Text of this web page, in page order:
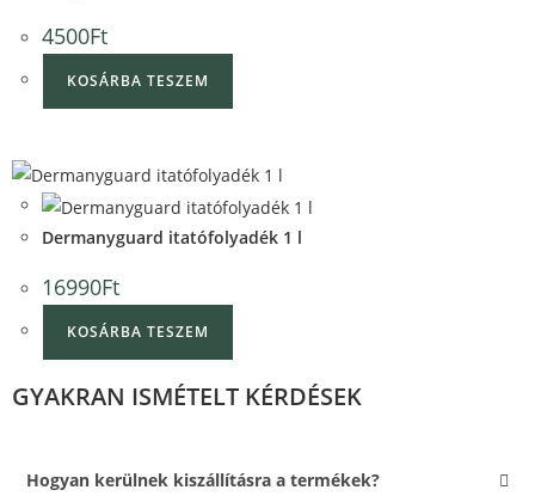
4500Ft
KOSÁRBA TESZEM
Dermanyguard itatófolyadék 1 l
16990Ft
KOSÁRBA TESZEM
GYAKRAN ISMÉTELT KÉRDÉSEK
Hogyan kerülnek kiszállításra a termékek?